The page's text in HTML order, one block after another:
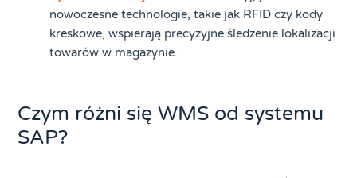
nowoczesne technologie, takie jak RFID czy kody
kreskowe, wspierają precyzyjne śledzenie lokalizacji
towarów w magazynie.
Czym różni się WMS od systemu
SAP?